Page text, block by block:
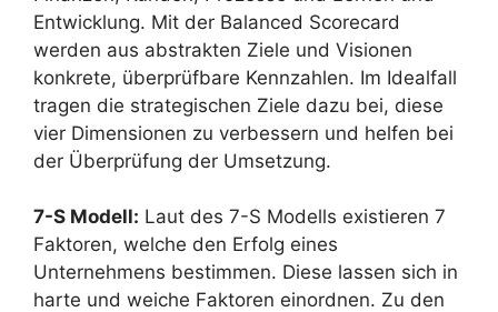
Entwicklung. Mit der Balanced Scorecard
werden aus abstrakten Ziele und Visionen
konkrete, überprüfbare Kennzahlen. Im Idealfall
tragen die strategischen Ziele dazu bei, diese
vier Dimensionen zu verbessern und helfen bei
der Überprüfung der Umsetzung.
7-S Modell: Laut des 7-S Modells existieren 7
Faktoren, welche den Erfolg eines
Unternehmens bestimmen. Diese lassen sich in
harte und weiche Faktoren einordnen. Zu den